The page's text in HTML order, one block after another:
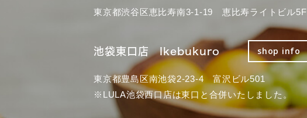
東京都渋谷区恵比寿南3-1-19 恵比寿ライトビル5F
池袋東口店 Ikebukuro shop info
東京都豊島区南池袋2-23-4 富沢ビル501
※LULA池袋西口店は東口と合併いたしました。